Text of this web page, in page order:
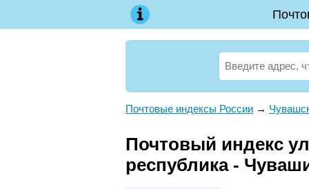
Почтовые индексы России →
Почтовый индекс
республика -